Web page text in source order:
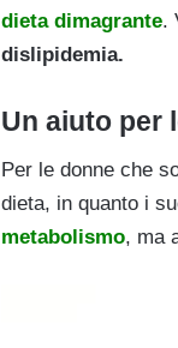
dieta dimagrante.
dislipidemia.
Un aiuto per
Per le donne che
dieta, in quanto i
metabolismo, ma